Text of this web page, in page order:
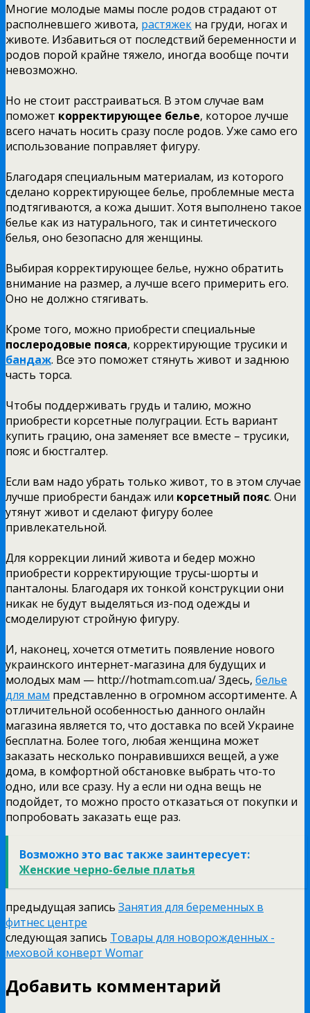
Многие молодые мамы после родов страдают от
располневшего живота, растяжек на груди, ногах и
животе. Избавиться от последствий беременности и
родов порой крайне тяжело, иногда вообще почти
невозможно.
Но не стоит расстраиваться. В этом случае вам
поможет корректирующее белье, которое лучше
всего начать носить сразу после родов. Уже само его
использование поправляет фигуру.
Благодаря специальным материалам, из которого
сделано корректирующее белье, проблемные места
подтягиваются, а кожа дышит. Хотя выполнено такое
белье как из натурального, так и синтетического
белья, оно безопасно для женщины.
Выбирая корректирующее белье, нужно обратить
внимание на размер, а лучше всего примерить его.
Оно не должно стягивать.
Кроме того, можно приобрести специальные
послеродовые пояса, корректирующие трусики и
бандаж. Все это поможет стянуть живот и заднюю
часть торса.
Чтобы поддерживать грудь и талию, можно
приобрести корсетные полуграции. Есть вариант
купить грацию, она заменяет все вместе – трусики,
пояс и бюстгалтер.
Если вам надо убрать только живот, то в этом случае
лучше приобрести бандаж или корсетный пояс. Они
утянут живот и сделают фигуру более
привлекательной.
Для коррекции линий живота и бедер можно
приобрести корректирующие трусы-шорты и
панталоны. Благодаря их тонкой конструкции они
никак не будут выделяться из-под одежды и
смоделируют стройную фигуру.
И, наконец, хочется отметить появление нового
украинского интернет-магазина для будущих и
молодых мам — http://hotmam.com.ua/ Здесь, белье
для мам представленно в огромном ассортименте. А
отличительной особенностью данного онлайн
магазина является то, что доставка по всей Украине
бесплатна. Более того, любая женщина может
заказать несколько понравившихся вещей, а уже
дома, в комфортной обстановке выбрать что-то
одно, или все сразу. Ну а если ни одна вещь не
подойдет, то можно просто отказаться от покупки и
попробовать заказать еще раз.
Возможно это вас также заинтересует:
Женские черно-белые платья
предыдущая запись Занятия для беременных в
фитнес центре
следующая запись Товары для новорожденных -
меховой конверт Womar
Добавить комментарий